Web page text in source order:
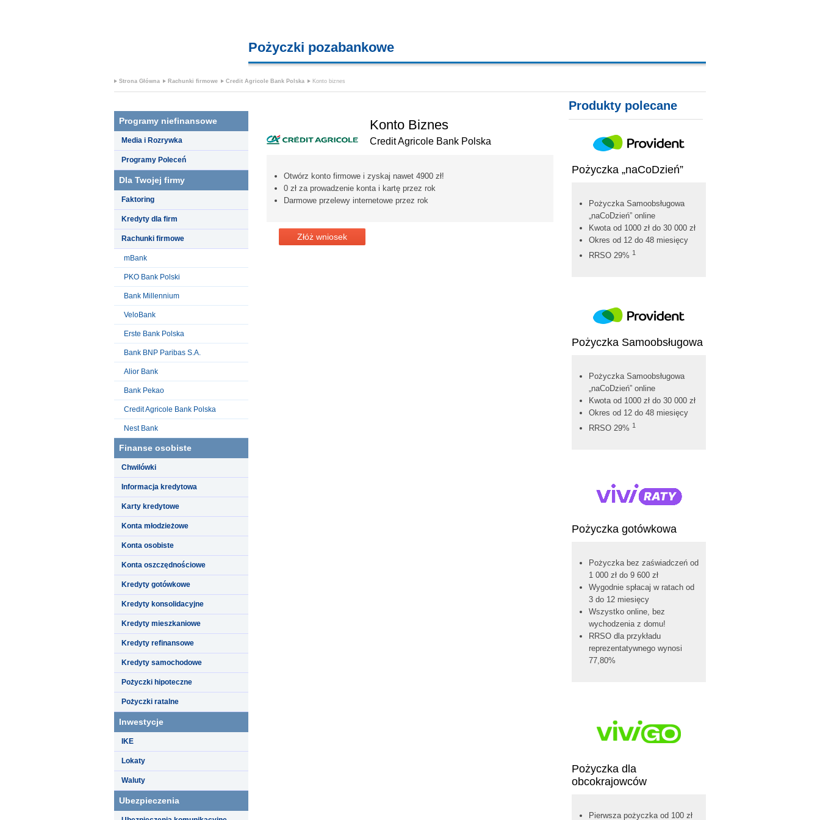
Pożyczki pozabankowe
Strona Główna Rachunki firmowe Credit Agricole Bank Polska Konto biznes
Programy niefinansowe
Media i Rozrywka
Programy Poleceń
Dla Twojej firmy
Faktoring
Kredyty dla firm
Rachunki firmowe
mBank
PKO Bank Polski
Bank Millennium
VeloBank
Erste Bank Polska
Bank BNP Paribas S.A.
Alior Bank
Bank Pekao
Credit Agricole Bank Polska
Nest Bank
Finanse osobiste
Chwilówki
Informacja kredytowa
Karty kredytowe
Konta młodzieżowe
Konta osobiste
Konta oszczędnościowe
Kredyty gotówkowe
Kredyty konsolidacyjne
Kredyty mieszkaniowe
Kredyty refinansowe
Kredyty samochodowe
Pożyczki hipoteczne
Pożyczki ratalne
Inwestycje
IKE
Lokaty
Waluty
Ubezpieczenia
Konto Biznes
Credit Agricole Bank Polska
Otwórz konto firmowe i zyskaj nawet 4900 zł!
0 zł za prowadzenie konta i kartę przez rok
Darmowe przelewy internetowe przez rok
Złóż wniosek
Produkty polecane
Pożyczka „naCoDzień”
Pożyczka Samoobsługowa
„naCoDzień” online
Kwota od 1000 zł do 30 000 zł
Okres od 12 do 48 miesięcy
RRSO 29% 1
Pożyczka Samoobsługowa
Pożyczka Samoobsługowa
„naCoDzień” online
Kwota od 1000 zł do 30 000 zł
Okres od 12 do 48 miesięcy
RRSO 29% 1
Pożyczka gotówkowa
Pożyczka bez zaświadczeń od
1 000 zł do 9 600 zł
Wygodnie spłacaj w ratach od
3 do 12 miesięcy
Wszystko online, bez
wychodzenia z domu!
RRSO dla przykładu
reprezentatywnego wynosi
77,80%
Pożyczka dla
obcokrajowców
Pierwsza pożyczka od 100 zł